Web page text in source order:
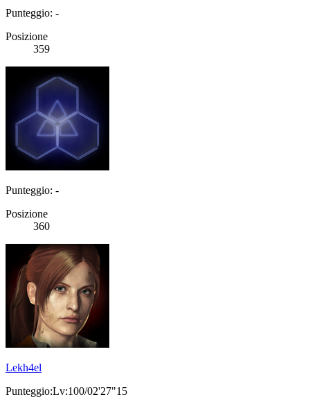
Punteggio: -
Posizione
359
Punteggio: -
Posizione
360
Lekh4el
Punteggio:Lv:100/02'27"15